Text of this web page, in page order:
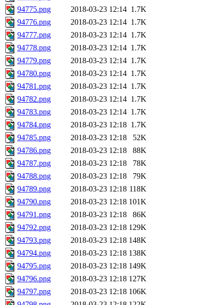
94775.png
2018-03-23 12:14 1.7K
94776.png
2018-03-23 12:14 1.7K
94777.png
2018-03-23 12:14 1.7K
94778.png
2018-03-23 12:14 1.7K
94779.png
2018-03-23 12:14 1.7K
94780.png
2018-03-23 12:14 1.7K
94781.png
2018-03-23 12:14 1.7K
94782.png
2018-03-23 12:14 1.7K
94783.png
2018-03-23 12:14 1.7K
94784.png
2018-03-23 12:18 1.7K
94785.png
2018-03-23 12:18
52K
94786.png
2018-03-23 12:18
88K
94787.png
2018-03-23 12:18
78K
94788.png
2018-03-23 12:18
79K
94789.png
2018-03-23 12:18 118K
94790.png
2018-03-23 12:18 101K
94791.png
2018-03-23 12:18
86K
94792.png
2018-03-23 12:18 129K
94793.png
2018-03-23 12:18 148K
94794.png
2018-03-23 12:18 138K
94795.png
2018-03-23 12:18 149K
94796.png
2018-03-23 12:18 127K
94797.png
2018-03-23 12:18 106K